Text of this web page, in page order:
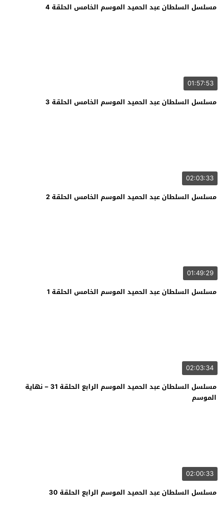
مسلسل السلطان عبد الحميد الموسم الخامس الحلقة 4
01:57:53
مسلسل السلطان عبد الحميد الموسم الخامس الحلقة 3
02:03:33
مسلسل السلطان عبد الحميد الموسم الخامس الحلقة 2
01:49:29
مسلسل السلطان عبد الحميد الموسم الخامس الحلقة 1
02:03:34
مسلسل السلطان عبد الحميد الموسم الرابع الحلقة 31 – نهاية
الموسم
02:00:33
مسلسل السلطان عبد الحميد الموسم الرابع الحلقة 30